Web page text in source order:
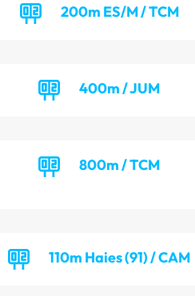
200m ES/M / TCM
400m / JUM
800m / TCM
110m Haies (91) / CAM